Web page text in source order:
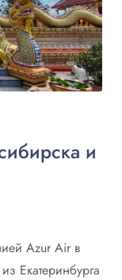
и
Аzur Air в
Екатеринбурга